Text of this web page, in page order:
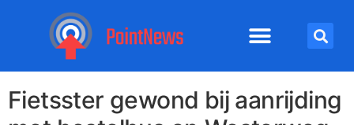
Fietsster gewond bij aanrijding